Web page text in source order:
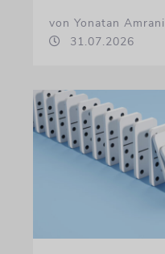
von Yonatan Amrani
31.07.2026